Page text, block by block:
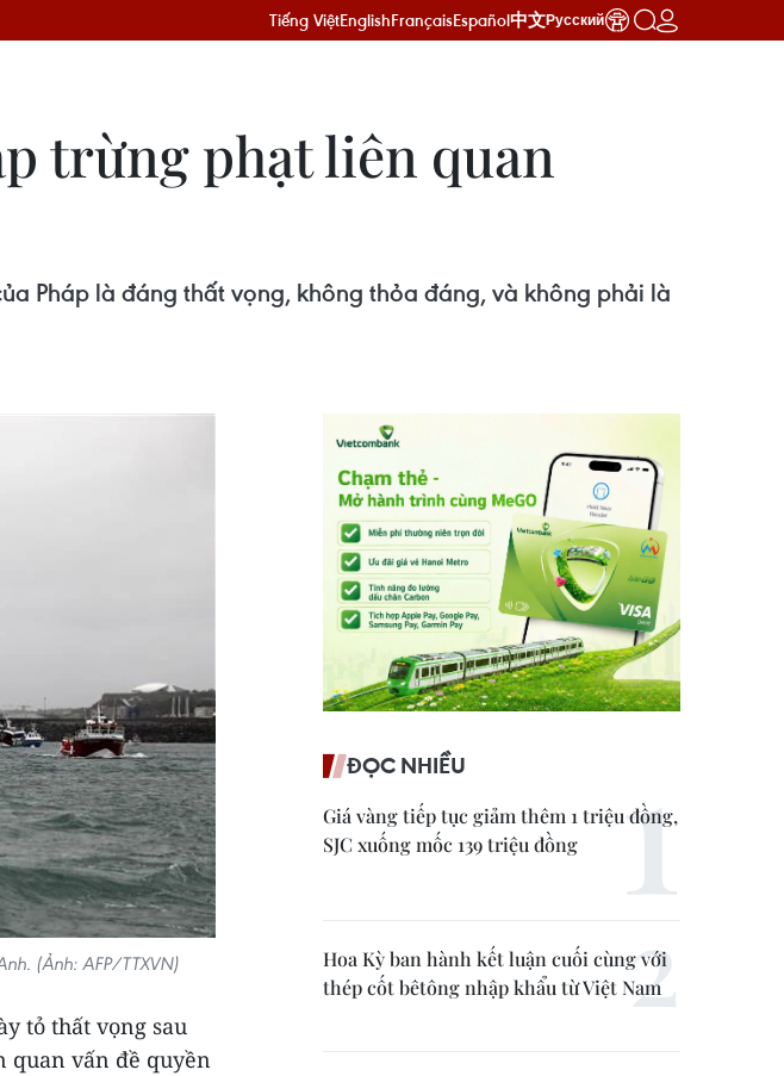
Tiếng ViệtEnglishFrançaisEspañol中文Русский
trừng phạt liên quan
Pháp là đáng thất vọng, không thỏa đáng, và không phải là
(Ảnh: AFP/TTXVN)
tỏ thất vọng sau
quan vấn đề quyền
ĐỌC NHIỀU
Giá vàng tiếp tục giảm thêm 1 triệu đồng,
SJC xuống mốc 139 triệu đồng
Hoa Kỳ ban hành kết luận cuối cùng với
thép cốt bêtông nhập khẩu từ Việt Nam